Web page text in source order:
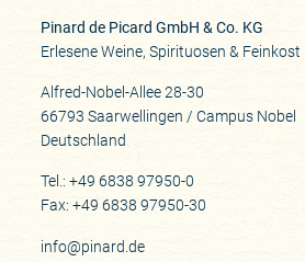
Pinard de Picard GmbH & Co. KG
Erlesene Weine, Spirituosen & Feinkost
Alfred-Nobel-Allee 28-30
66793 Saarwellingen / Campus Nobel
Deutschland
Tel.: +49 6838 97950-0
Fax: +49 6838 97950-30
info@pinard.de